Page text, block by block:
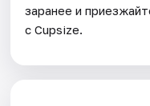
заранее и
с Cupsize.